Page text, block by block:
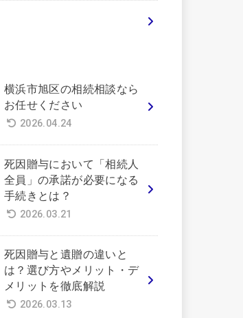
横浜市旭区の相続相談なら
お任せください
2026.04.24
死因贈与において「相続人
全員」の承諾が必要になる
手続きとは？
2026.03.21
死因贈与と遺贈の違いと
は？選び方やメリット・デ
メリットを徹底解説
2026.03.13